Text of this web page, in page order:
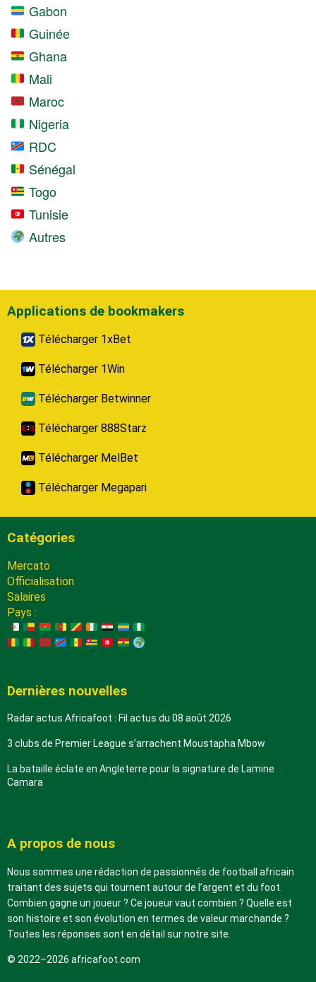
Gabon
Guinée
Ghana
Mali
Maroc
Nigeria
RDC
Sénégal
Togo
Tunisie
Autres
Applications de bookmakers
Télécharger 1xBet
Télécharger 1Win
Télécharger Betwinner
Télécharger 888Starz
Télécharger MelBet
Télécharger Megapari
Catégories
Mercato
Officialisation
Salaires
Pays :
Dernières nouvelles
Radar actus Africafoot : Fil actus du 08 août 2026
3 clubs de Premier League s’arrachent Moustapha Mbow
La bataille éclate en Angleterre pour la signature de Lamine
Camara
A propos de nous
Nous sommes une rédaction de passionnés de football africain
traitant des sujets qui tournent autour de l’argent et du foot.
Combien gagne un joueur ? Ce joueur vaut combien ? Quelle est
son histoire et son évolution en termes de valeur marchande ?
Toutes les réponses sont en détail sur notre site.
© 2022–2026 africafoot.com